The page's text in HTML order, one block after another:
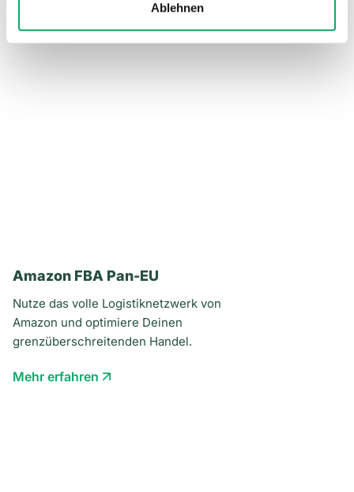
Ablehnen
Amazon FBA Pan-EU
Nutze das volle Logistiknetzwerk von
Amazon und optimiere Deinen
grenzüberschreitenden Handel.
Mehr erfahren